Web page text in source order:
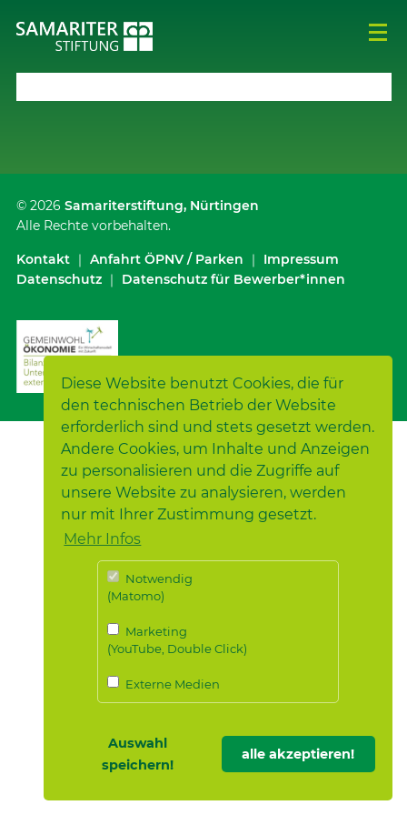
Diese Website benutzt Cookies, die für
den technischen Betrieb der Website
erforderlich sind und stets gesetzt werden.
Andere Cookies, um Inhalte und Anzeigen
zu personalisieren und die Zugriffe auf
unsere Website zu analysieren, werden
nur mit Ihrer Zustimmung gesetzt.
Mehr Infos
Notwendig
(Matomo)
Marketing
(YouTube, Double Click)
Externe Medien
Auswahl
speichern!
alle akzeptieren!
© 2026 Samariterstiftung, Nürtingen
Alle Rechte vorbehalten.
Kontakt｜ Anfahrt ÖPNV / Parken ｜ Impressum
Datenschutz｜ Datenschutz für Bewerber*innen